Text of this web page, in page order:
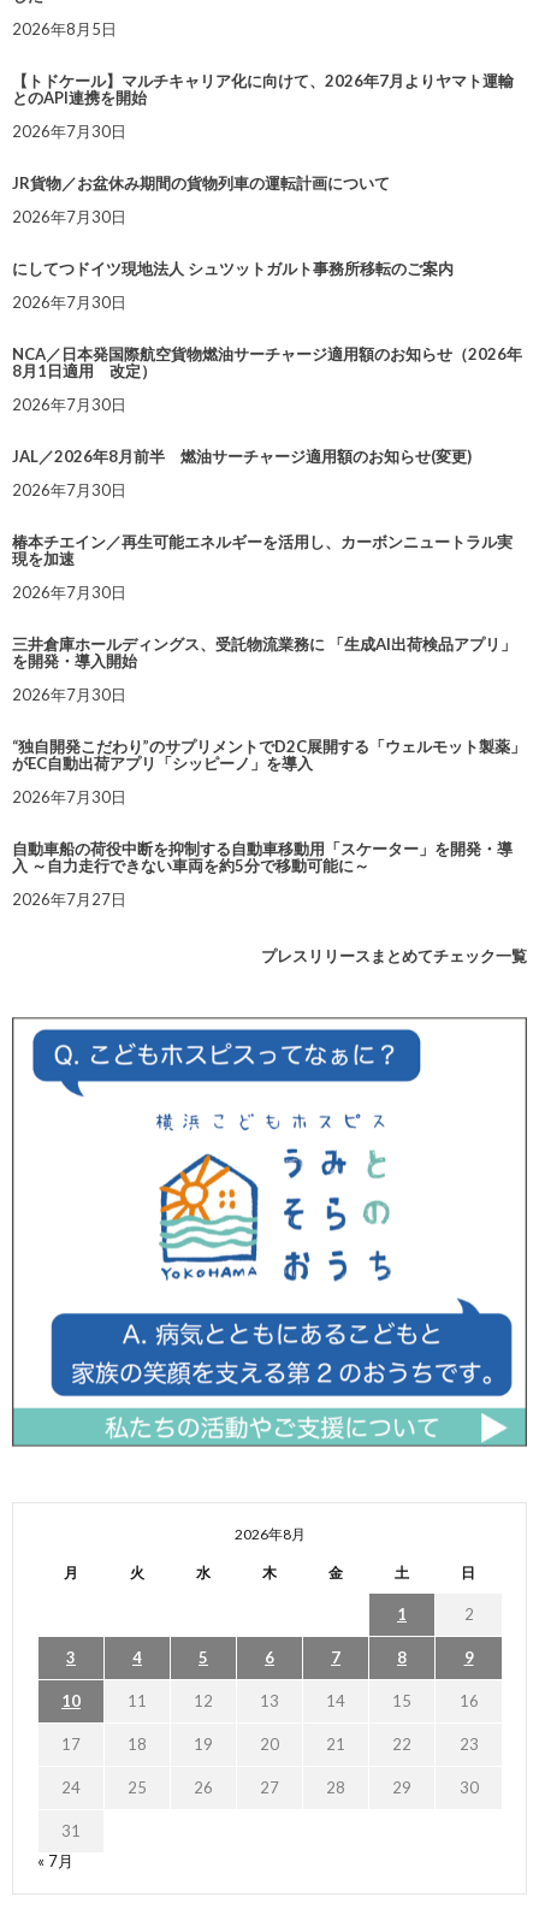
2026年8月5日
【トドケール】マルチキャリア化に向けて、2026年7月よりヤマト運輸
とのAPI連携を開始
2026年7月30日
JR貨物／お盆休み期間の貨物列車の運転計画について
2026年7月30日
にしてつドイツ現地法人 シュツットガルト事務所移転のご案内
2026年7月30日
NCA／日本発国際航空貨物燃油サーチャージ適用額のお知らせ（2026年
8月1日適用 改定）
2026年7月30日
JAL／2026年8月前半 燃油サーチャージ適用額のお知らせ(変更)
2026年7月30日
椿本チエイン／再生可能エネルギーを活用し、カーボンニュートラル実
現を加速
2026年7月30日
三井倉庫ホールディングス、受託物流業務に 「生成AI出荷検品アプリ」
を開発・導入開始
2026年7月30日
“独自開発こだわり”のサプリメントでD2C展開する「ウェルモット製薬」
がEC自動出荷アプリ「シッピーノ」を導入
2026年7月30日
自動車船の荷役中断を抑制する自動車移動用「スケーター」を開発・導
入 ～自力走行できない車両を約5分で移動可能に～
2026年7月27日
プレスリリースまとめてチェック一覧
2026年8月
月 火 水 木 金 土 日
1 2
3 4 5 6 7 8 9
10 11 12 13 14 15 16
17 18 19 20 21 22 23
24 25 26 27 28 29 30
31
« 7月